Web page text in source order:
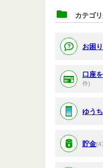
カテゴ
お困
口座
件)
ゆう
貯金